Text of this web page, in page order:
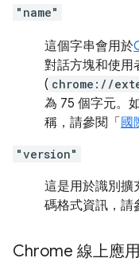
"name"
這個字串會用於
對話方塊和使用
( chrome://
為 75 個字元。
稱，請參閱「 國
"version"
這是用於識別擴
碼格式資訊，請
Chrome 線上應